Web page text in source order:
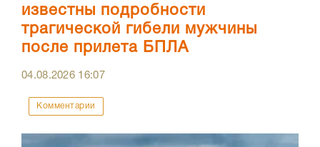
известны подробности
трагической гибели мужчины
после прилета БПЛА
04.08.2026 16:07
Комментарии